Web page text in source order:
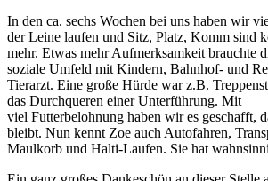
In den ca. sechs Wochen bei uns haben wir
der Leine laufen und Sitz, Platz, Komm sind
mehr. Etwas mehr Aufmerksamkeit brauchte
soziale Umfeld mit Kindern, Bahnhof- und
Tierarzt. Eine große Hürde war z.B.
das Durchqueren einer Unterführung. Mit
viel Futterbelohnung haben wir es geschafft,
bleibt. Nun kennt Zoe auch Autofahren,
Maulkorb und Halti-Laufen. Sie hat